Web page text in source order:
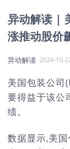
异动解读 |
涨推动股价
异动解读 2024-10-
美国包装公司
要得益于该公
绩。
数据显示,美